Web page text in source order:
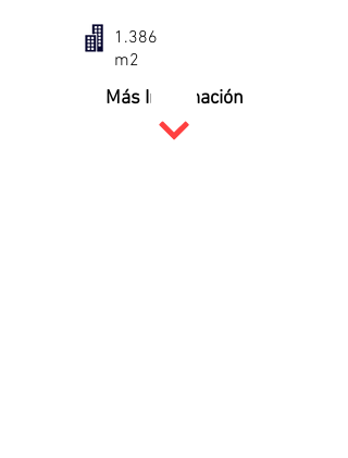
1.386
m2
Más Información